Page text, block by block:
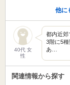
他に
40代 女
性
都内近郊
3階に5
あ…
関連情報から探す